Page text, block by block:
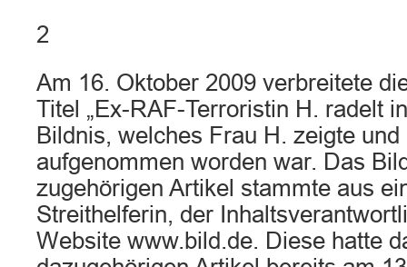
2
Am 16. Oktober 2009 verbreitete
Titel „Ex-RAF-Terroristin H. radelt
Bildnis, welches Frau H. zeigte
aufgenommen worden war. Das
zugehörigen Artikel stammte aus
Streithelferin, der
Website www.bild.de. Diese hatte